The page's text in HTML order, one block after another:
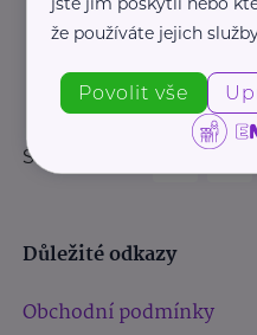
Sledujte nás:
Důležité odkazy
Obchodní podmínky
že používáte jejich
Povolit vše